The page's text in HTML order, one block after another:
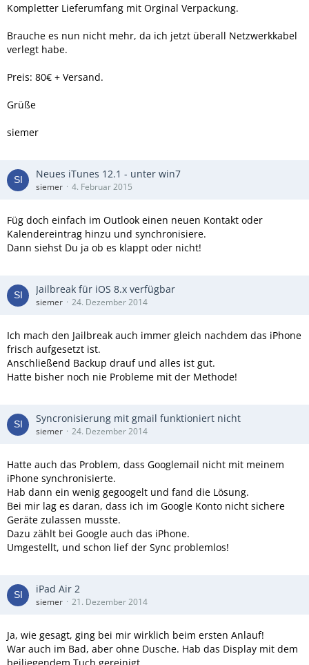
Kompletter Lieferumfang mit Orginal Verpackung.
Brauche es nun nicht mehr, da ich jetzt überall Netzwerkkabel
verlegt habe.
Preis: 80€ + Versand.
Grüße
siemer
Neues iTunes 12.1 - unter win7
siemer 4. Februar 2015
Füg doch einfach im Outlook einen neuen Kontakt oder
Kalendereintrag hinzu und synchronisiere.
Dann siehst Du ja ob es klappt oder nicht!
Jailbreak für iOS 8.x verfügbar
siemer 24. Dezember 2014
Ich mach den Jailbreak auch immer gleich nachdem das iPhone
frisch aufgesetzt ist.
Anschließend Backup drauf und alles ist gut.
Hatte bisher noch nie Probleme mit der Methode!
Syncronisierung mit gmail funktioniert nicht
siemer 24. Dezember 2014
Hatte auch das Problem, dass Googlemail nicht mit meinem
iPhone synchronisierte.
Hab dann ein wenig gegoogelt und fand die Lösung.
Bei mir lag es daran, dass ich im Google Konto nicht sichere
Geräte zulassen musste.
Dazu zählt bei Google auch das iPhone.
Umgestellt, und schon lief der Sync problemlos!
iPad Air 2
siemer 21. Dezember 2014
Ja, wie gesagt, ging bei mir wirklich beim ersten Anlauf!
War auch im Bad, aber ohne Dusche. Hab das Display mit dem